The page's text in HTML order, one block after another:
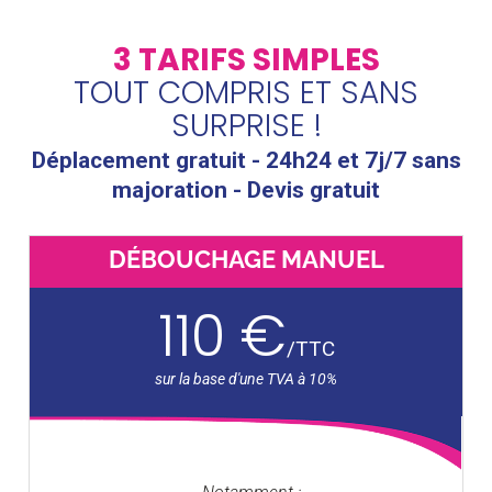
3 TARIFS SIMPLES
TOUT COMPRIS ET SANS
SURPRISE !
Déplacement gratuit - 24h24 et 7j/7 sans
majoration - Devis gratuit
DÉBOUCHAGE MANUEL
110 €/TTC